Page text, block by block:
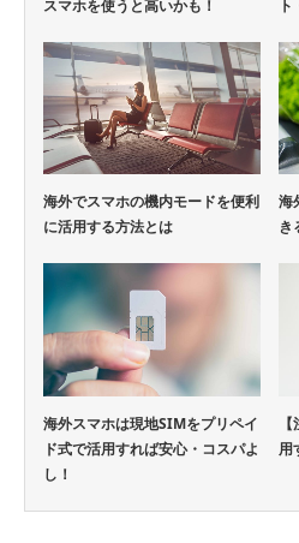
スマホを使うと高いかも！
海外でスマホの機内モードを便利
に活用する方法とは
海
き
海外スマホは現地SIMをプリペイ
ド式で活用すれば安心・コスパよ
し！
用